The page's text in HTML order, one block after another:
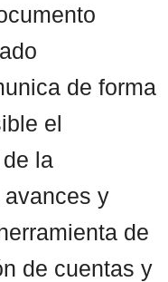
de forma
el
la
y
de
de cuentas y